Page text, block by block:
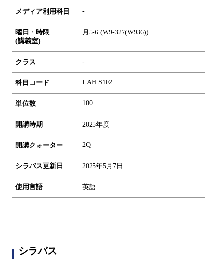
メディア利用科目 -
曜日・時限
(講義室)
月5-6 (W9-327(W936))
クラス -
科目コード LAH.S102
単位数 100
開講時期 2025年度
開講クォーター 2Q
シラバス更新日 2025年5月7日
使用言語 英語
シラバス